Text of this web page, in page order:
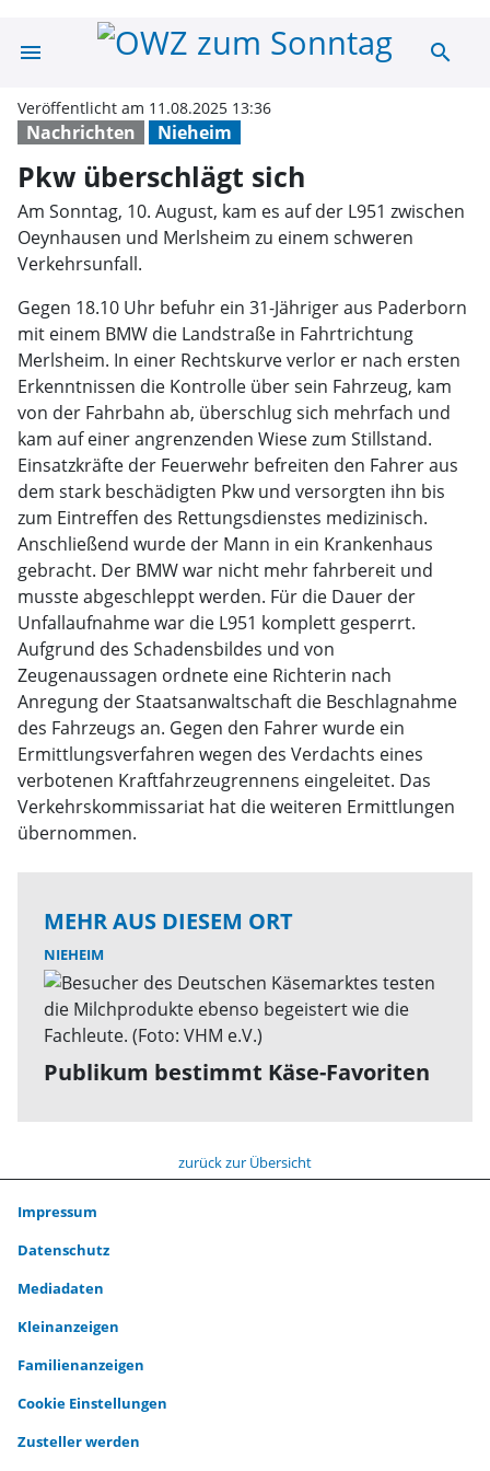
menu Pkw search
Nachrichten Nieheim
Veröffentlicht am 11.08.2025 13:36
Pkw überschlägt sich
Am Sonntag, 10. August, kam es auf der L951 zwischen
Oeynhausen und Merlsheim zu einem schweren
Verkehrsunfall.
Gegen 18.10 Uhr befuhr ein 31-Jähriger aus Paderborn
mit einem BMW die Landstraße in Fahrtrichtung
Merlsheim. In einer Rechtskurve verlor er nach ersten
Erkenntnissen die Kontrolle über sein Fahrzeug, kam
von der Fahrbahn ab, überschlug sich mehrfach und
kam auf einer angrenzenden Wiese zum Stillstand.
Einsatzkräfte der Feuerwehr befreiten den Fahrer aus
dem stark beschädigten Pkw und versorgten ihn bis
zum Eintreffen des Rettungsdienstes medizinisch.
Anschließend wurde der Mann in ein Krankenhaus
gebracht. Der BMW war nicht mehr fahrbereit und
musste abgeschleppt werden. Für die Dauer der
Unfallaufnahme war die L951 komplett gesperrt.
Aufgrund des Schadensbildes und von
Zeugenaussagen ordnete eine Richterin nach
Anregung der Staatsanwaltschaft die Beschlagnahme
des Fahrzeugs an. Gegen den Fahrer wurde ein
Ermittlungsverfahren wegen des Verdachts eines
verbotenen Kraftfahrzeugrennens eingeleitet. Das
Verkehrskommissariat hat die weiteren Ermittlungen
übernommen.
MEHR AUS DIESEM ORT
NIEHEIM
Publikum bestimmt Käse-Favoriten
zurück zur Übersicht
Impressum
Datenschutz
Mediadaten
Kleinanzeigen
Familienanzeigen
Cookie Einstellungen
Zusteller werden